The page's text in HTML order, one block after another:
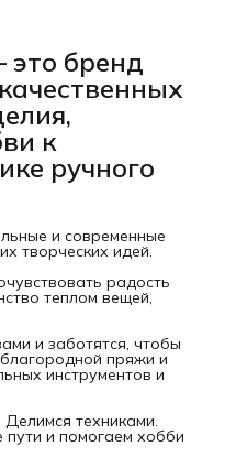
бренд
к
ручного
и современные
творческих идей.
радость
теплом вещей,
и заботятся, чтобы
пряжи и
инструментов и
техниками.
и помогаем хобби